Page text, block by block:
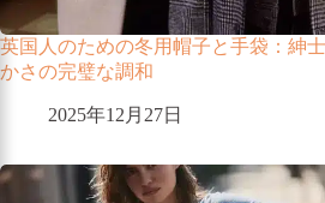
英国人のための冬用帽子と手袋：紳
かさの完璧な調和
2025年12月27日